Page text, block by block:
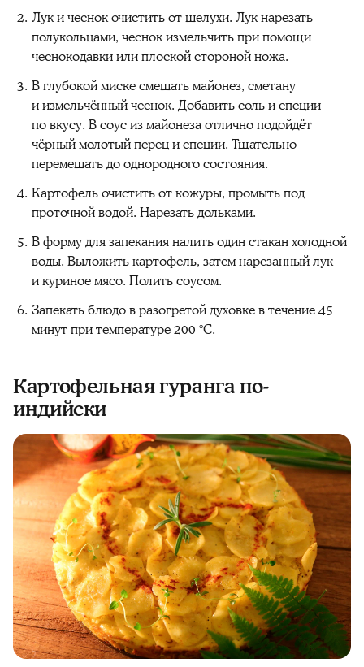
Лук и чеснок очистить от шелухи. Лук нарезать
полукольцами, чеснок измельчить при помощи
чеснокодавки или плоской стороной ножа.
В глубокой миске смешать майонез, сметану
и измельчённый чеснок. Добавить соль и специи
по вкусу. В соус из майонеза отлично подойдёт
чёрный молотый перец и специи. Тщательно
перемешать до однородного состояния.
Картофель очистить от кожуры, промыть под
проточной водой. Нарезать дольками.
В форму для запекания налить один стакан холодной
воды. Выложить картофель, затем нарезанный лук
и куриное мясо. Полить соусом.
Запекать блюдо в разогретой духовке в течение 45
минут при температуре 200 °C.
Картофельная гуранга по-
индийски